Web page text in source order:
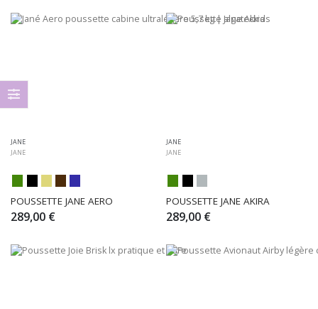
JANE
JANE
POUSSETTE JANE AERO
289,00 €
JANE
JANE
POUSSETTE JANE AKIRA
289,00 €